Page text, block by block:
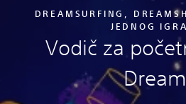
DREAMSURFING,
JEDNOG
Vodič za